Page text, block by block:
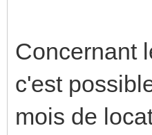
Concernant
c'est
mois de